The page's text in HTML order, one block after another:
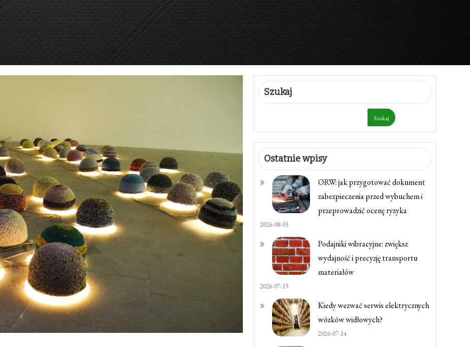
Szukaj
Szukaj
Ostatnie wpisy
ORW: jak przygotować dokument
zabezpieczenia przed wybuchem i
przeprowadzić ocenę ryzyka
2026-08-03
Podajniki wibracyjne: zwiększ
wydajność i precyzję transportu
materiałów
2026-07-15
Kiedy wezwać serwis elektrycznych
wózków widłowych?
2026-07-14